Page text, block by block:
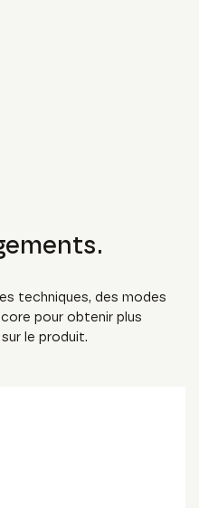
techniques, des modes
pour obtenir plus
le produit.